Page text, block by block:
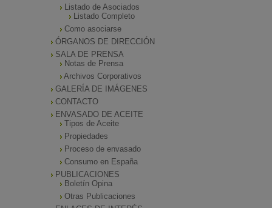
Listado de Asociados
Listado Completo
Como asociarse
ÓRGANOS DE DIRECCIÓN
SALA DE PRENSA
Notas de Prensa
Archivos Corporativos
GALERÍA DE IMÁGENES
CONTACTO
ENVASADO DE ACEITE
Tipos de Aceite
Propiedades
Proceso de envasado
Consumo en España
PUBLICACIONES
Boletín Opina
Otras Publicaciones